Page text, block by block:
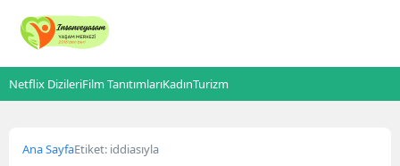
Netflix DizileriFilm TanıtımlarıKadınTurizm
Ana SayfaEtiket: iddiasıyla